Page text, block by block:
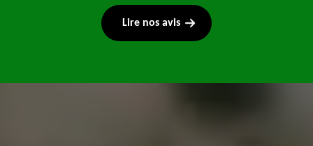
Lire nos avis